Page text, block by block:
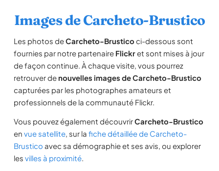
Images de Carcheto-Brustico
Les photos deCarcheto-Brusticoci-dessous sont
fournies par notre partenaire Flickret sont mises à jour
de façon continue. À chaque visite, vous pourrez
retrouver de nouvelles images de Carcheto-Brustico
capturées par les photographes amateurs et
professionnels de la communauté Flickr.
Vous pouvez également découvrirCarcheto-Brustico
en vue satellite, sur la fiche détaillée de Carcheto-
Brustico avec sa démographie et ses avis, ou explorer
les villes à proximité.